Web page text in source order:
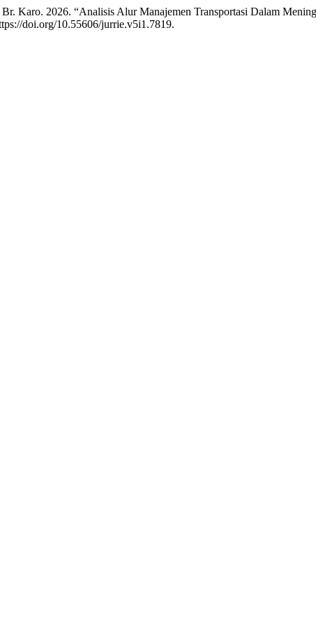
Karo. 2026. “Analisis Alur Manajemen Transportasi Dalam
doi.org/10.55606/jurrie.v5i1.7819.